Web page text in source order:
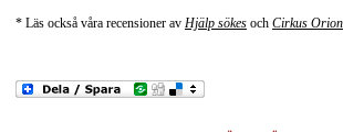
* Läs också våra recensioner av Hjälp sökes och Cirkus Orion